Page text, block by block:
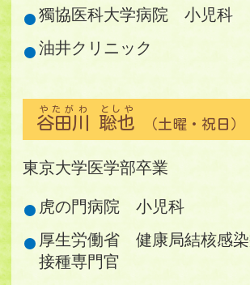
獨協医科大学病院 小児科
油井クリニック
谷田川
やたがわ
聡也
としや
（土曜・祝日）
東京大学医学部卒業
虎の門病院 小児科
厚生労働省 健康局結核感
接種専門官